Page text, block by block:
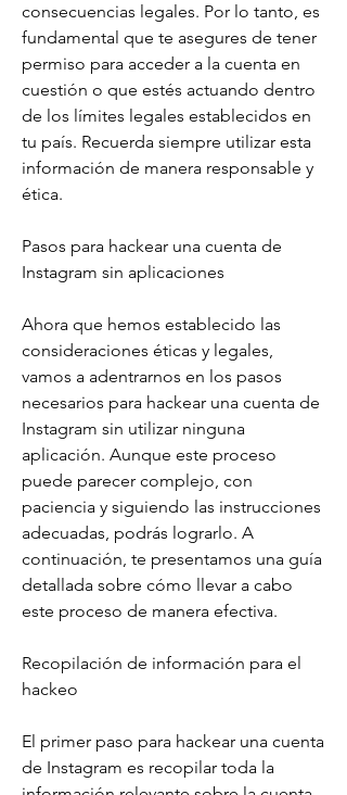
consecuencias legales. Por lo tanto, es
fundamental que te asegures de tener
permiso para acceder a la cuenta en
cuestión o que estés actuando dentro
de los límites legales establecidos en
tu país. Recuerda siempre utilizar esta
información de manera responsable y
ética.
Pasos para hackear una cuenta de
Instagram sin aplicaciones
Ahora que hemos establecido las
consideraciones éticas y legales,
vamos a adentrarnos en los pasos
necesarios para hackear una cuenta de
Instagram sin utilizar ninguna
aplicación. Aunque este proceso
puede parecer complejo, con
paciencia y siguiendo las instrucciones
adecuadas, podrás lograrlo. A
continuación, te presentamos una guía
detallada sobre cómo llevar a cabo
este proceso de manera efectiva.
Recopilación de información para el
hackeo
El primer paso para hackear una cuenta
de Instagram es recopilar toda la